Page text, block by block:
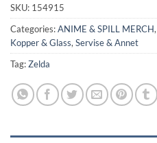
SKU: 154915
Categories:ANIME & SPILL MERCH,
Kopper & Glass,Servise & Annet
Tag:Zelda